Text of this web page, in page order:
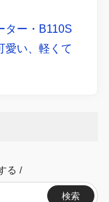
ター・B110S
愛い、軽くて
る /
検索